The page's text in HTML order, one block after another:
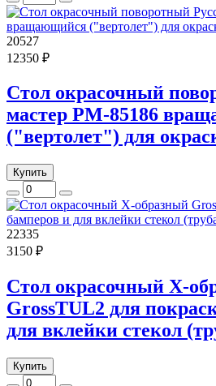
20527
12350 ₽
Стол окрасочный
мастер РМ-85186
("вертолет") для
Купить
22335
3150 ₽
Стол окрасочный Х-
GrossTUL2 для
для вклейки стекол
Купить